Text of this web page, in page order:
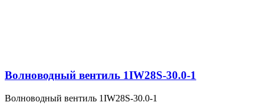
Волноводный вентиль 1IW28S-30.0-1
Волноводный вентиль 1IW28S-30.0-1